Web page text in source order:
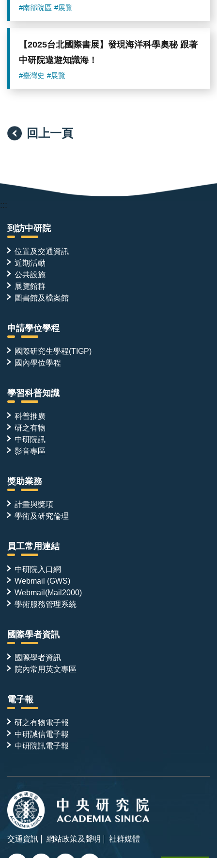
#南部院區 #展覽
【2025台北國際書展】發現海洋科學奧秘 跟著
中研院遨遊知識海！
#臺灣史 #展覽
回上一頁
:::
到訪中研院
位置及交通資訊
近期活動
公共設施
展覽館群
圖書館及檔案館
申請學位學程
國際研究生學程(TIGP)
國內學位學程
學習科普知識
科普推廣
研之有物
中研院訊
影音專區
獎助業務
計畫與獎項
學術及研究倫理
員工常用連結
中研院入口網
Webmail (GWS)
Webmail(Mail2000)
學術服務管理系統
國際學者資訊
國際學者資訊
院內常用英文專區
電子報
研之有物電子報
中研誠信電子報
中研院訊電子報
交通資訊 網站政策及聲明 社群媒體